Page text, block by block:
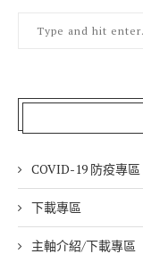
COVID-19 防疫專區
下載專區
主軸介紹/下載專區